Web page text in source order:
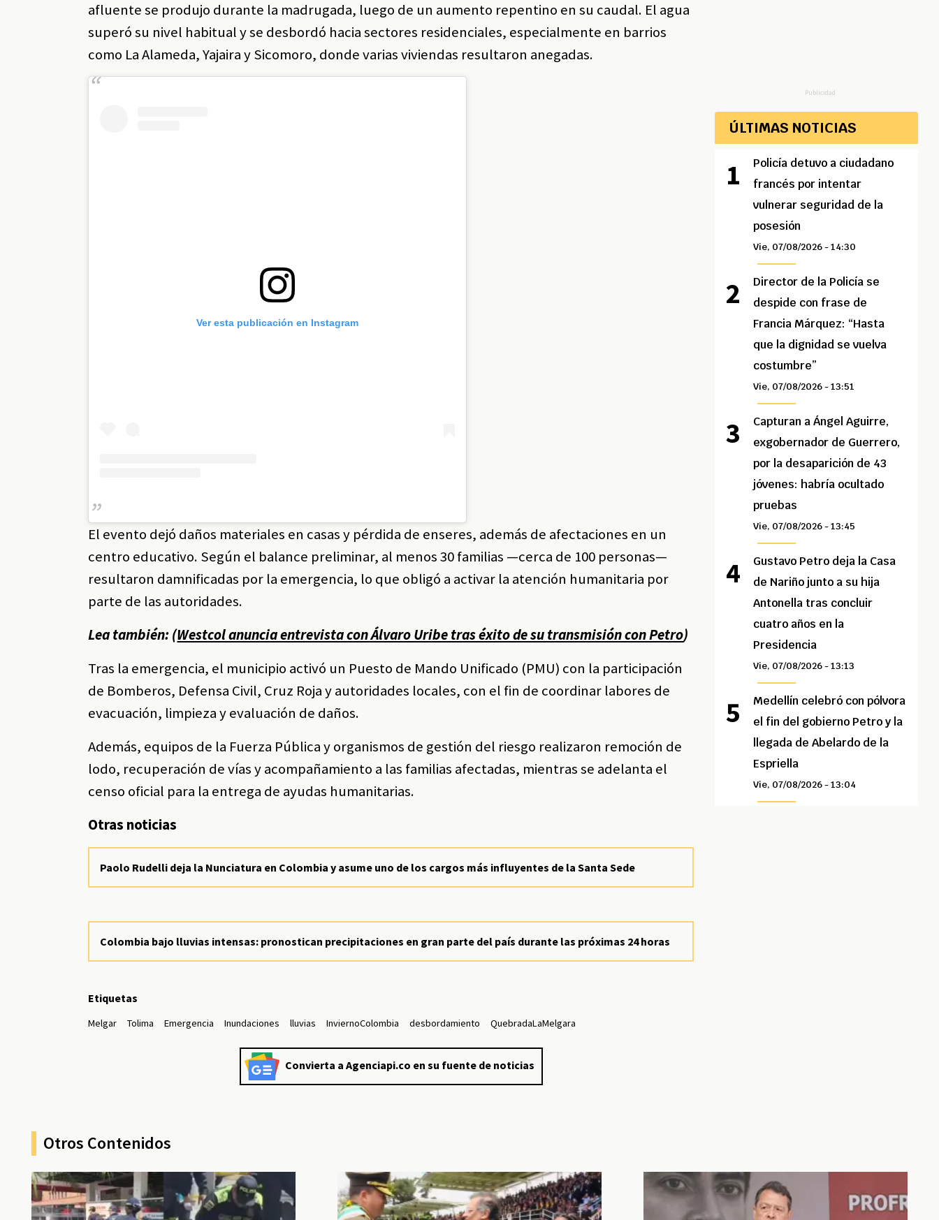
afluente se produjo durante la madrugada, luego de un aumento repentino en su caudal. El agua
superó su nivel habitual y se desbordó hacia sectores residenciales, especialmente en barrios
como La Alameda, Yajaira y Sicomoro, donde varias viviendas resultaron anegadas.
Ver esta publicación en Instagram
El evento dejó daños materiales en casas y pérdida de enseres, además de afectaciones en un
centro educativo. Según el balance preliminar, al menos 30 familias —cerca de 100 personas—
resultaron damnificadas por la emergencia, lo que obligó a activar la atención humanitaria por
parte de las autoridades.
Lea también: (Westcol anuncia entrevista con Álvaro Uribe tras éxito de su transmisión con Petro)
Tras la emergencia, el municipio activó un Puesto de Mando Unificado (PMU) con la participación
de Bomberos, Defensa Civil, Cruz Roja y autoridades locales, con el fin de coordinar labores de
evacuación, limpieza y evaluación de daños.
Además, equipos de la Fuerza Pública y organismos de gestión del riesgo realizaron remoción de
lodo, recuperación de vías y acompañamiento a las familias afectadas, mientras se adelanta el
censo oficial para la entrega de ayudas humanitarias.
Otras noticias
Paolo Rudelli deja la Nunciatura en Colombia y asume uno de los cargos más influyentes de la Santa Sede
Colombia bajo lluvias intensas: pronostican precipitaciones en gran parte del país durante las próximas 24 horas
Etiquetas
Melgar Tolima Emergencia Inundaciones lluvias InviernoColombia desbordamiento QuebradaLaMelgara
Convierta a Agenciapi.co en su fuente de noticias
Publicidad
ÚLTIMAS NOTICIAS
Policía detuvo a ciudadano
francés por intentar
vulnerar seguridad de la
posesión
Vie, 07/08/2026 - 14:30
Director de la Policía se
despide con frase de
Francia Márquez: “Hasta
que la dignidad se vuelva
costumbre”
Vie, 07/08/2026 - 13:51
Capturan a Ángel Aguirre,
exgobernador de Guerrero,
por la desaparición de 43
jóvenes: habría ocultado
pruebas
Vie, 07/08/2026 - 13:45
Gustavo Petro deja la Casa
de Nariño junto a su hija
Antonella tras concluir
cuatro años en la
Presidencia
Vie, 07/08/2026 - 13:13
Medellín celebró con pólvora
el fin del gobierno Petro y la
llegada de Abelardo de la
Espriella
Vie, 07/08/2026 - 13:04
Otros Contenidos